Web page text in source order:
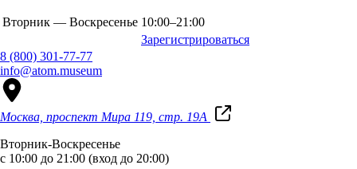
Вторник — Воскресенье 10:00–21:00
Зарегистрироваться
8 (800) 301-77-77
info@atom.museum
Москва, проспект Мира 119, стр. 19А
Вторник-Воскресенье
с 10:00 до 21:00 (вход до 20:00)